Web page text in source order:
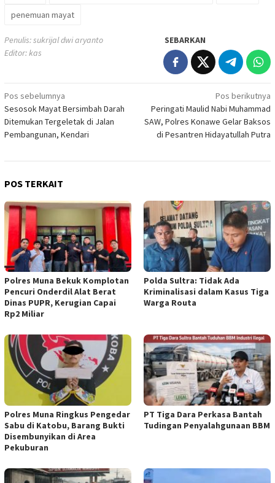
penemuan mayat
Penulis: sukrijal dwi aryanto
Editor: kas
SEBARKAN
Navigasi
pos
Pos sebelumnya
Sesosok Mayat Bersimbah Darah
Ditemukan Tergeletak di Jalan
Pembangunan, Kendari
Pos berikutnya
Peringati Maulid Nabi Muhammad
SAW, Polres Konawe Gelar Baksos
di Pesantren Hidayatullah Putra
POS TERKAIT
Polres Muna Bekuk Komplotan
Pencuri Onderdil Alat Berat
Dinas PUPR, Kerugian Capai
Rp2 Miliar
Polda Sultra: Tidak Ada
Kriminalisasi dalam Kasus Tiga
Warga Routa
Polres Muna Ringkus Pengedar
Sabu di Katobu, Barang Bukti
Disembunyikan di Area
Pekuburan
PT Tiga Dara Perkasa Bantah
Tudingan Penyalahgunaan BBM